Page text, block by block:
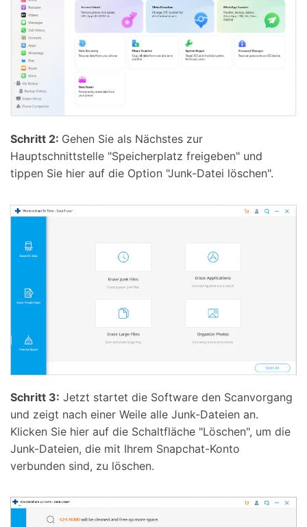
Schritt 2: Gehen Sie als Nächstes zur
Hauptschnittstelle "Speicherplatz freigeben" und
tippen Sie hier auf die Option "Junk-Datei löschen".
Schritt 3: Jetzt startet die Software den Scanvorgang
und zeigt nach einer Weile alle Junk-Dateien an.
Klicken Sie hier auf die Schaltfläche "Löschen", um die
Junk-Dateien, die mit Ihrem Snapchat-Konto
verbunden sind, zu löschen.